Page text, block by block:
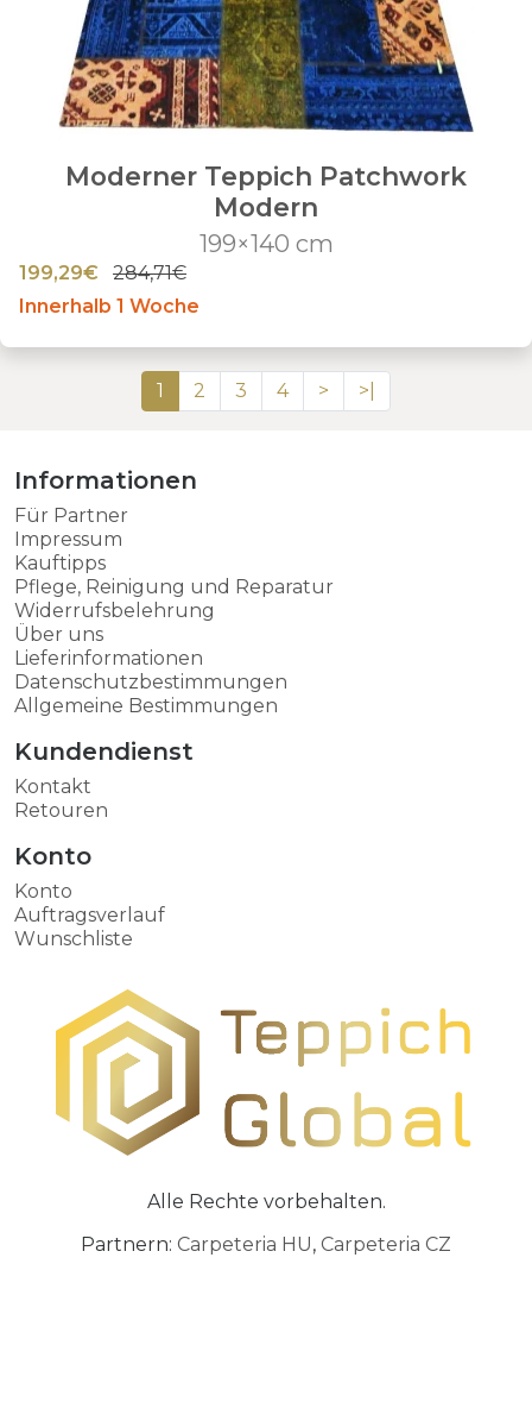
Moderner Teppich Patchwork
Modern
199×140 cm
199,29€
284,71€
Innerhalb 1 Woche
1 2 3 4 > >|
Informationen
Für Partner
Impressum
Kauftipps
Pflege, Reinigung und Reparatur
Widerrufsbelehrung
Über uns
Lieferinformationen
Datenschutzbestimmungen
Allgemeine Bestimmungen
Kundendienst
Kontakt
Retouren
Konto
Konto
Auftragsverlauf
Wunschliste
Alle Rechte vorbehalten.
Partnern: Carpeteria HU, Carpeteria CZ